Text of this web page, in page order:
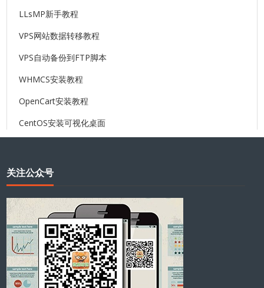
LLsMP新手教程
VPS网站数据转移教程
VPS自动备份到FTP脚本
WHMCS安装教程
OpenCart安装教程
CentOS安装可视化桌面
关注公众号